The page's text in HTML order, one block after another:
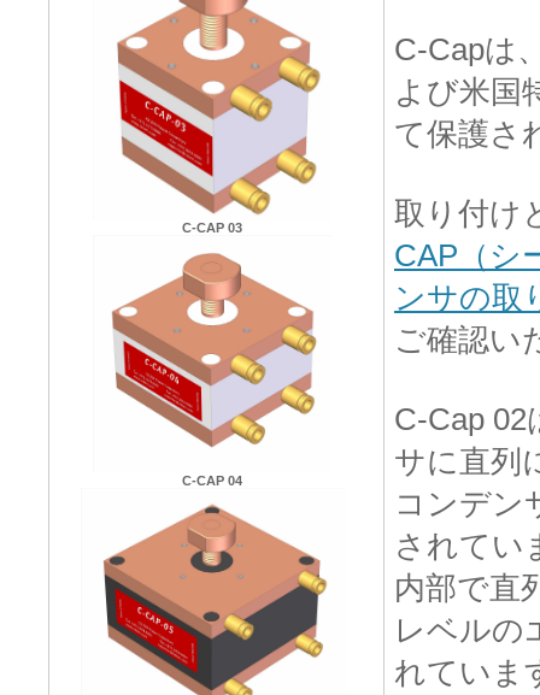
C-CAP 03
C-CAP 04
C-Capは
よび米国
て保護さ
取り付け
CAP（シ
ンサの取
ご確認い
C-Cap
サに直列
コンデン
されてい
内部で直
レベルの
れていま